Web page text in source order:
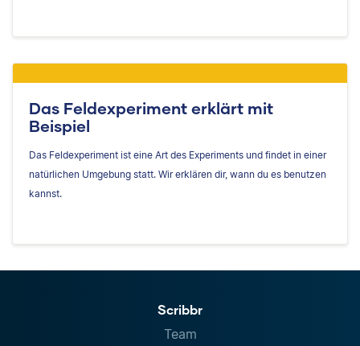
Das Feldexperiment erklärt mit
Beispiel
Das Feldexperiment ist eine Art des Experiments und findet in einer
natürlichen Umgebung statt. Wir erklären dir, wann du es benutzen
kannst.
Scribbr
Team